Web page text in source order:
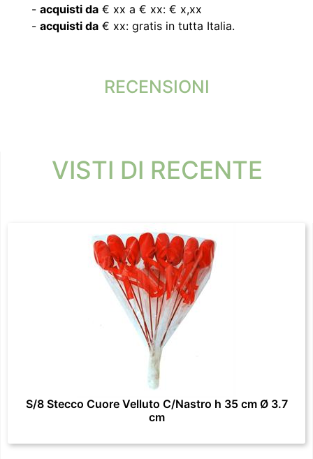
- acquisti da € xx a € xx: € x,xx
- acquisti da € xx: gratis in tutta Italia.
RECENSIONI
VISTI DI RECENTE
S/8 Stecco Cuore Velluto C/Nastro h 35 cm Ø 3.7
cm